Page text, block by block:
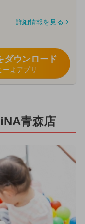
詳細情報を見る
ダウンロード
ーよアプリ
青森店